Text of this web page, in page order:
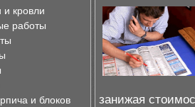
и кровли
работы
и блоков
занижая